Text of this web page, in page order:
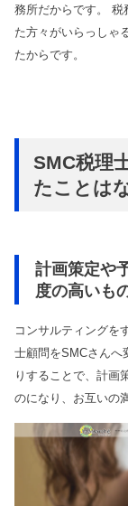
務所だからです。 税
た方々がいらっしゃ
たからです。
SMC税理
たことは
計画策定や
度の高いも
コンサルティングを
士顧問をSMCさんへ
りすることで、計画
のになり、お互いの